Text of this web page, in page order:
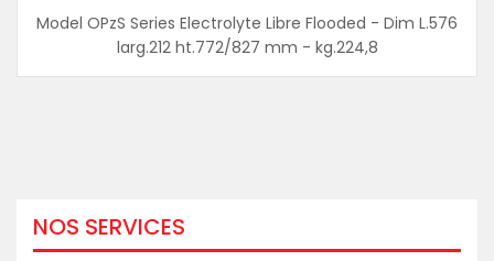
Model OPzS Series Electrolyte Libre Flooded - Dim L.576
larg.212 ht.772/827 mm - kg.224,8
NOS SERVICES